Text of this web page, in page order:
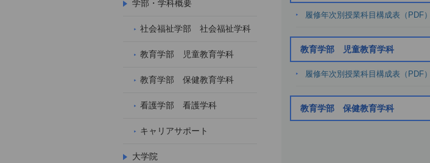
履修年次別授業科目構成表（PDF）
教育学部 児童教育学科
履修年次別授業科目構成表（PDF）
教育学部 保健教育学科
学部・学科概要
社会福祉学部 社会福祉学科
教育学部 児童教育学科
教育学部 保健教育学科
看護学部 看護学科
キャリアサポート
大学院